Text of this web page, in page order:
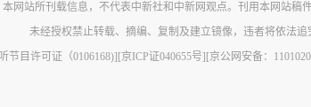
本网站所刊载信息，不代表中新社和中新网观点。刊用本网站稿
未经授权禁止转载、摘编、复制及建立镜像，违者将依法追
节目许可证（0106168)] [京ICP证040655号] [京公网安备：